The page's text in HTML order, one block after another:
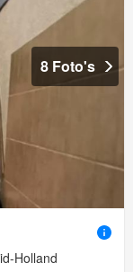
8 Foto's
Holland